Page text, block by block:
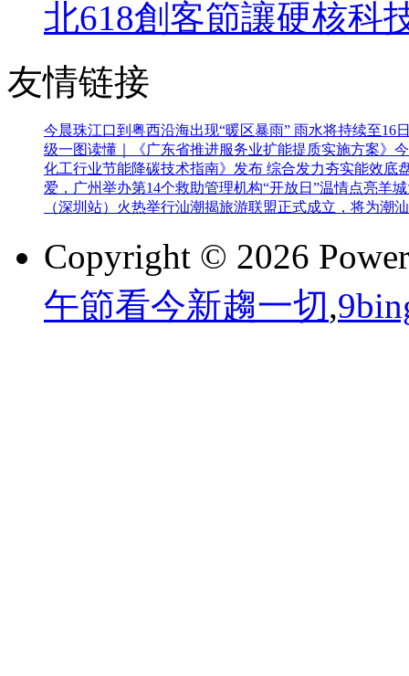
北618創客節讓硬核科
友情链接
今晨珠江口到粤西沿海出现“暖区暴雨” 雨水将持续至16
级一图读懂｜《广东省推进服务业扩能提质实施方案》
化工行业节能降碳技术指南》发布 综合发力夯实能效底
爱，广州举办第14个救助管理机构“开放日”温情点亮羊
（深圳站）火热举行汕潮揭旅游联盟正式成立，将为潮
Copyright © 2026
午節看今新趨一切,